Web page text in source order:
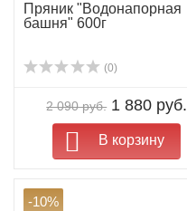
Пряник "Водонапорная
башня" 600г
(0)
2 090 руб. 1 880 руб.
В корзину
-10%